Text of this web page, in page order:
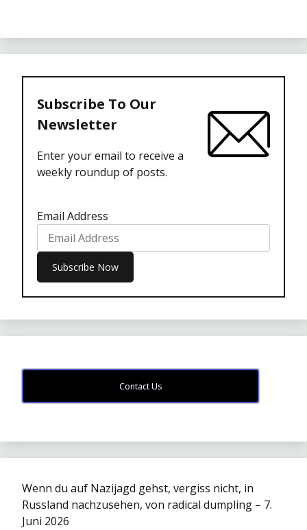
Subscribe To Our
Newsletter
Enter your email to receive a
weekly roundup of posts.
Email Address
Contact Us
Wenn du auf Nazijagd gehst, vergiss nicht, in
Russland nachzusehen, von radical dumpling – 7.
Juni 2026